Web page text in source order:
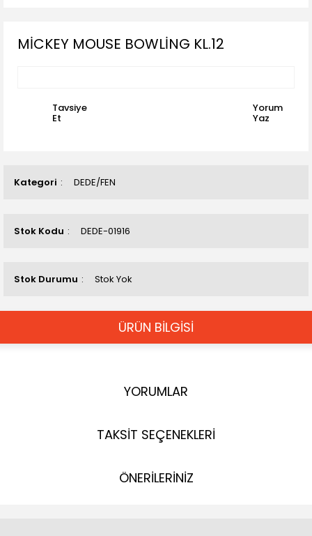
Kategori DEDE/FEN
Stok Kodu DEDE-01916
Stok Durumu Stok Yok
MİCKEY MOUSE BOWLİNG KL.12
Tavsiye
Et
Yorum
Yaz
ÜRÜN BİLGİSİ
YORUMLAR
TAKSİT SEÇENEKLERİ
ÖNERİLERİNİZ